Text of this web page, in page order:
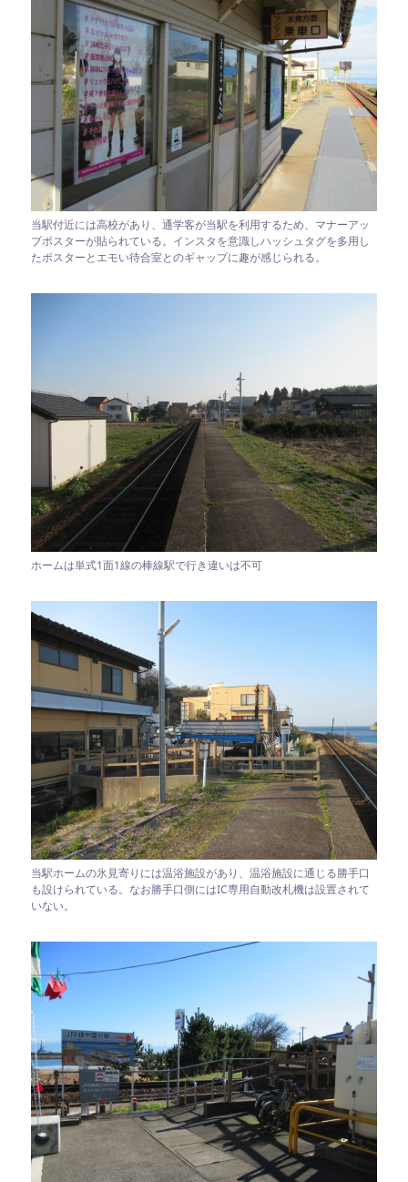
当駅付近には高校があり、通学客が当駅を利用するため、マナーアッ
プポスターが貼られている。インスタを意識しハッシュタグを多用し
たポスターとエモい待合室とのギャップに趣が感じられる。
ホームは単式1面1線の棒線駅で行き違いは不可
当駅ホームの氷見寄りには温浴施設があり、温浴施設に通じる勝手口
も設けられている。なお勝手口側にはIC専用自動改札機は設置されて
いない。